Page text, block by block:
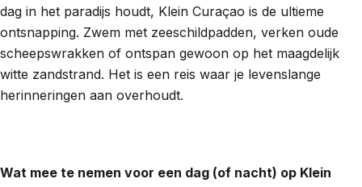
dag in het paradijs houdt, Klein Curaçao is de ultieme
ontsnapping. Zwem met zeeschildpadden, verken oude
scheepswrakken of ontspan gewoon op het maagdelijk
witte zandstrand. Het is een reis waar je levenslange
herinneringen aan overhoudt.
Wat mee te nemen voor een dag (of nacht) op Klein